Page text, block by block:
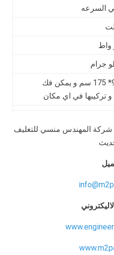
السرعه
70* 97* 175 سم و يمكن فك
و تركيبها في اي مكان
– شركة المهندس منسي للتغليف